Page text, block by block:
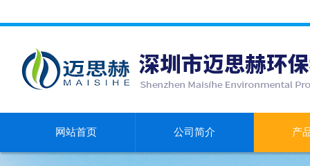
网站首页 公司简介 产